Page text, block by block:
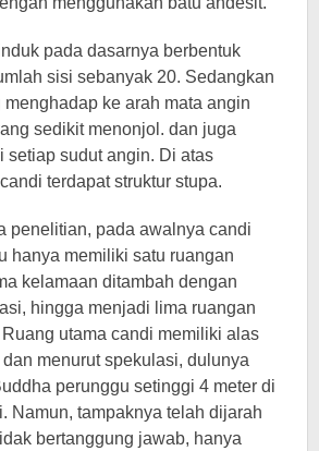
pada dasarnya berbentuk
sisi sebanyak 20. Sedangkan
ke arah mata angin
sedikit menonjol. dan juga
setiap sudut angin. Di atas
terdapat struktur stupa.
penelitian, pada awalnya candi
hanya memiliki satu ruangan
kelamaan ditambah dengan
hingga menjadi lima ruangan
utama candi memiliki alas
menurut spekulasi, dulunya
perunggu setinggi 4 meter di
Namun, tampaknya telah dijarah
bertanggung jawab, hanya